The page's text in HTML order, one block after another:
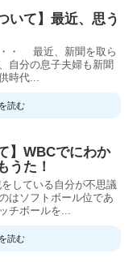
いて】最近、思う
・ 最近、新聞を取ら
自分の息子夫婦も新聞
時代...
読む
】WBCでにわか
うた！
している自分が不思議
はソフトボール位であ
チボールを...
読む